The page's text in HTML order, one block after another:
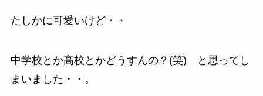
たしかに可愛いけど・・
中学校とか高校とかどうすんの？(笑) と思ってし
まいました・・。